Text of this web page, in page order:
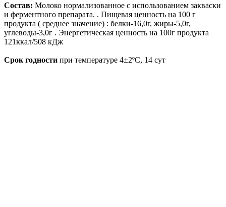
Состав: Молоко нормализованное с использованием закваски
и ферментного препарата. . Пищевая ценность на 100 г
продукта ( среднее значение) : белки-16,0г, жиры-5,0г,
углеводы-3,0г . Энергетическая ценность на 100г продукта
121ккал/508 кДж
Срок годности при температуре 4±2ºC, 14 сут